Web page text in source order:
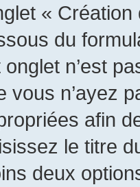
«
du
onglet n’est
vous n’ayez
afin
le titre
deux